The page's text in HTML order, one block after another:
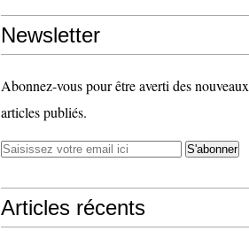
Newsletter
Abonnez-vous pour être averti des nouveaux
articles publiés.
Articles récents